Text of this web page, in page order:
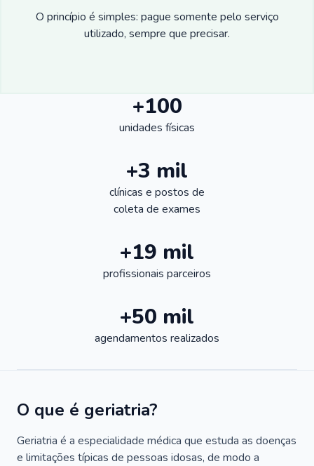
O princípio é simples: pague somente pelo serviço
utilizado, sempre que precisar.
+100
unidades físicas
+3 mil
clínicas e postos de
coleta de exames
+19 mil
profissionais parceiros
+50 mil
agendamentos realizados
O que é geriatria?
Geriatria é a especialidade médica que estuda as doenças
e limitações típicas de pessoas idosas, de modo a